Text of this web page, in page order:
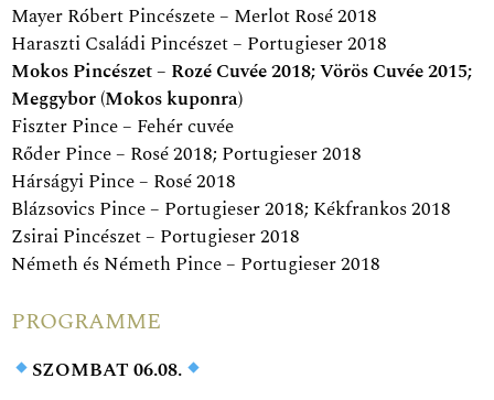
Mayer Róbert Pincészete – Merlot Rosé 2018
Haraszti Családi Pincészet – Portugieser 2018
Mokos Pincészet – Rozé Cuvée 2018; Vörös Cuvée 2015;
Meggybor (Mokos kuponra)
Fiszter Pince – Fehér cuvée
Rőder Pince – Rosé 2018; Portugieser 2018
Hárságyi Pince – Rosé 2018
Blázsovics Pince – Portugieser 2018; Kékfrankos 2018
Zsirai Pincészet – Portugieser 2018
Németh és Németh Pince – Portugieser 2018
PROGRAMME
SZOMBAT 06.08.